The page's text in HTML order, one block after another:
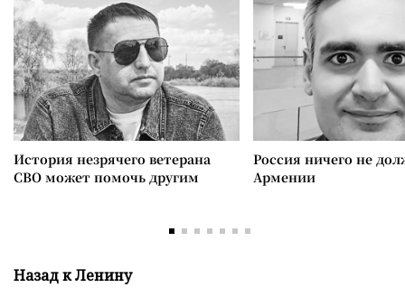
История незрячего ветерана
СВО может помочь другим
Россия ничего не
Армении
Назад к Ленину